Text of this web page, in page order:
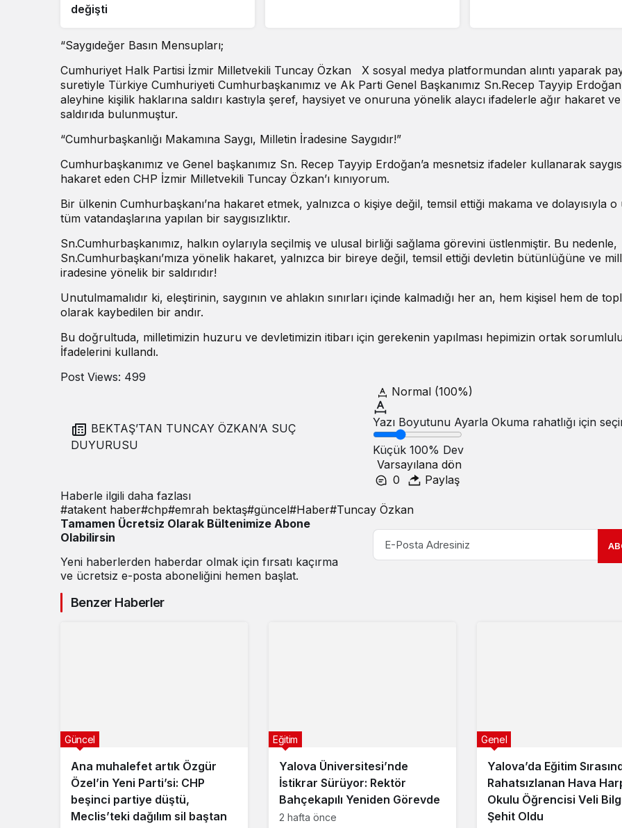
değişti
“Saygıdeğer Basın Mensupları;
Cumhuriyet Halk Partisi İzmir Milletvekili Tuncay Özkan
X sosyal medya platformundan alıntı yaparak
suretiyle Türkiye Cumhuriyeti Cumhurbaşkanımız ve Ak Parti Genel Başkanımız Sn.Recep Tayyip Erdoğan
aleyhine kişilik haklarına saldırı kastıyla şeref, haysiyet ve onuruna yönelik alaycı ifadelerle ağır hakaret ve
saldırıda bulunmuştur.
“Cumhurbaşkanlığı Makamına Saygı, Milletin İradesine Saygıdır!”
Cumhurbaşkanımız ve Genel başkanımız Sn. Recep Tayyip Erdoğan’a mesnetsiz ifadeler kullanarak
hakaret eden CHP İzmir Milletvekili Tuncay Özkan’ı kınıyorum.
Bir ülkenin Cumhurbaşkanı’na hakaret etmek, yalnızca o kişiye değil, temsil ettiği makama ve dolayısıyla
tüm vatandaşlarına yapılan bir saygısızlıktır.
Sn.Cumhurbaşkanımız, halkın oylarıyla seçilmiş ve ulusal birliği sağlama görevini üstlenmiştir. Bu nedenle,
Sn.Cumhurbaşkanı’mıza yönelik hakaret, yalnızca bir bireye değil, temsil ettiği devletin bütünlüğüne ve
iradesine yönelik bir saldırıdır!
Unutulmamalıdır ki, eleştirinin, saygının ve ahlakın sınırları içinde kalmadığı her an, hem kişisel hem de
olarak kaybedilen bir andır.
Bu doğrultuda, milletimizin huzuru ve devletimizin itibarı için gerekenin yapılması hepimizin ortak
İfadelerini kullandı.
Post Views: 499
BEKTAŞ’TAN TUNCAY ÖZKAN’A SUÇ
DUYURUSU
Normal (100%)
Yazı Boyutunu Ayarla Okuma rahatlığı için
Küçük 100% Dev
Varsayılana dön
0
Paylaş
Haberle ilgili daha fazlası
#atakent haber#chp#emrah bektaş#güncel#Haber#Tuncay Özkan
Tamamen Ücretsiz Olarak Bültenimize Abone
Olabilirsin
Yeni haberlerden haberdar olmak için fırsatı kaçırma
ve ücretsiz e-posta aboneliğini hemen başlat.
Benzer Haberler
Ana muhalefet artık Özgür
Özel’in Yeni Parti’si: CHP
beşinci partiye düştü,
Meclis’teki dağılım sil baştan
Güncel
Yalova Üniversitesi’nde
İstikrar Sürüyor: Rektör
Bahçekapılı Yeniden Görevde
Eğitim
2 hafta önce
Yalova’da Eğitim
Rahatsızlanan Hava
Okulu Öğrencisi Veli
Şehit Oldu
Genel